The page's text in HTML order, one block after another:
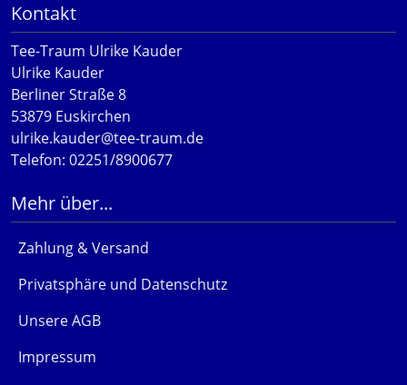
Kontakt
Tee-Traum Ulrike Kauder
Ulrike Kauder
Berliner Straße 8
53879 Euskirchen
ulrike.kauder@tee-traum.de
Telefon: 02251/8900677
Mehr über...
Zahlung & Versand
Privatsphäre und Datenschutz
Unsere AGB
Impressum